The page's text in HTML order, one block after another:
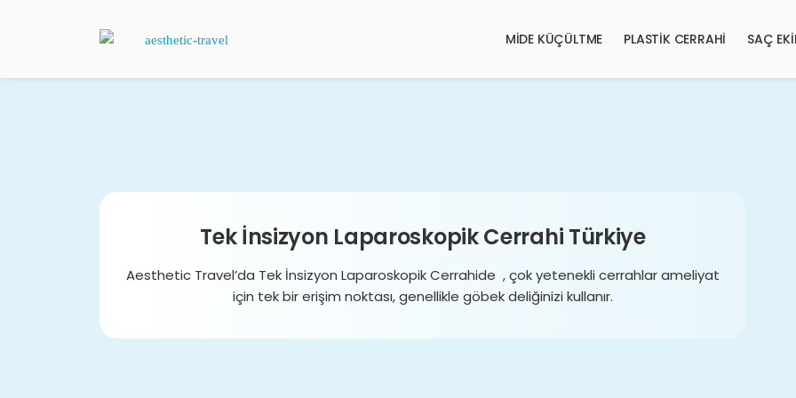
MİDE KÜÇÜLTME PLASTİK CERRAHİ SAÇ
Tek İnsizyon Laparoskopik Cerrahi Türkiye
Aesthetic Travel’da Tek İnsizyon Laparoskopik Cerrahide , çok yetenekli cerrahlar ameliyat
için tek bir erişim noktası, genellikle göbek deliğinizi kullanır.